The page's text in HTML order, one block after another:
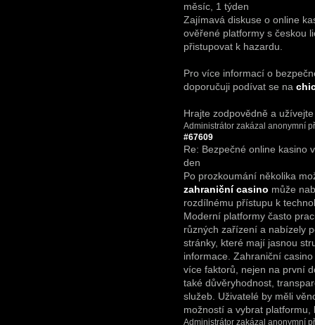
měsíc, 1 týden
Zajímavá diskuse o online
ověřené platformy s českou
přistupovat k hazardu.
Pro více informací o
doporučuji podívat se na
Hrajte zodpovědně a
Administrátor zakázal anonymní
#67609
Re: Bezpečné online kasino
den
Po prozkoumání několika
zahraniční casino může
rozdílnému přístupu k
Moderní platformy často
různých zařízení a nabízely
stránky, které mají jasnou
informace. Zahraniční
více faktorů, nejen na první
také důvěryhodnost,
služeb. Uživatelé by měli
možností a vybrat
Administrátor zakázal anonymní